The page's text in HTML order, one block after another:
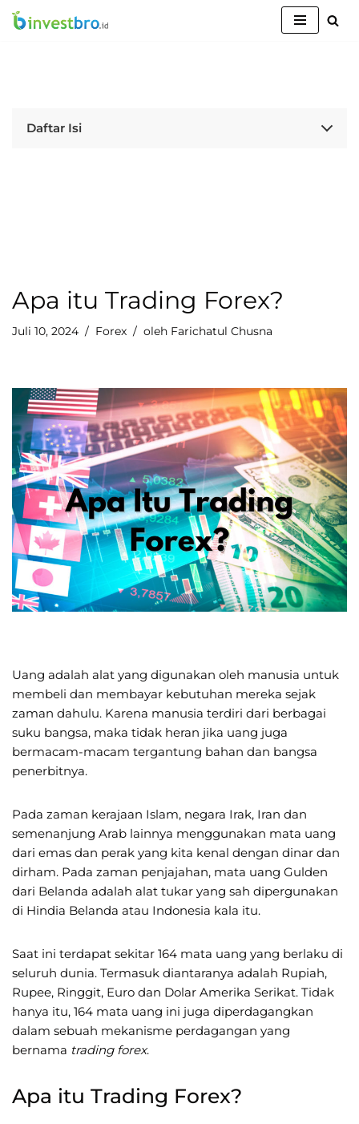
Daftar Isi
Apa itu Trading Forex?
Juli 10, 2024 Forex oleh Farichatul Chusna
Uang adalah alat yang digunakan oleh manusia untuk
membeli dan membayar kebutuhan mereka sejak
zaman dahulu. Karena manusia terdiri dari berbagai
suku bangsa, maka tidak heran jika uang juga
bermacam-macam tergantung bahan dan bangsa
penerbitnya.
Pada zaman kerajaan Islam, negara Irak, Iran dan
semenanjung Arab lainnya menggunakan mata uang
dari emas dan perak yang kita kenal dengan dinar dan
dirham. Pada zaman penjajahan, mata uang Gulden
dari Belanda adalah alat tukar yang sah dipergunakan
di Hindia Belanda atau Indonesia kala itu.
Saat ini terdapat sekitar 164 mata uang yang berlaku di
seluruh dunia. Termasuk diantaranya adalah Rupiah,
Rupee, Ringgit, Euro dan Dolar Amerika Serikat. Tidak
hanya itu, 164 mata uang ini juga diperdagangkan
dalam sebuah mekanisme perdagangan yang
bernama trading forex.
Apa itu Trading Forex?